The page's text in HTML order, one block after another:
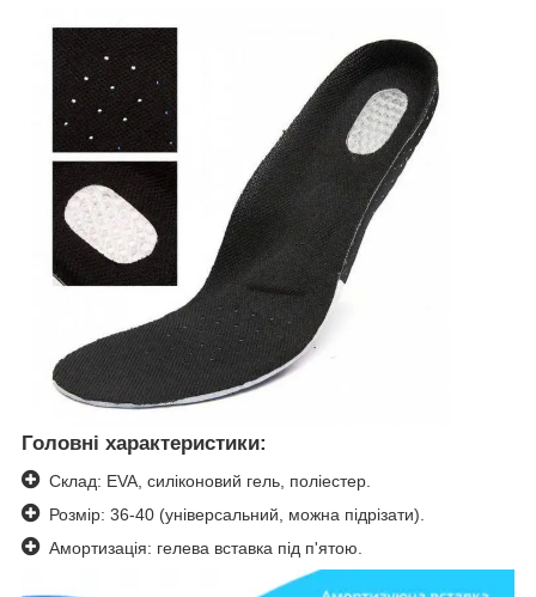
Головні характеристики:
Склад: EVA, силіконовий гель, поліестер.
Розмір: 36-40 (універсальний, можна підрізати).
Амортизація: гелева вставка під п'ятою.